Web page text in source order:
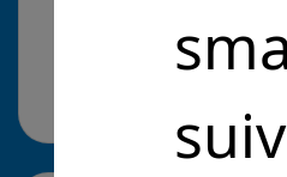
https://